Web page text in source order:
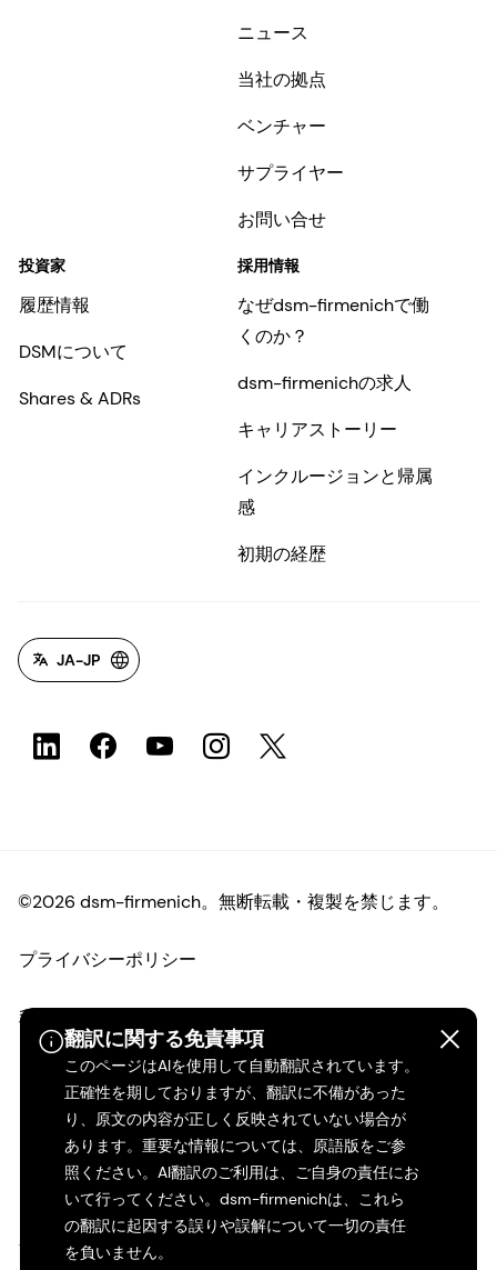
翻訳に関する免責事項
このページはAIを使用して自動翻訳されています。
正確性を期しておりますが、翻訳に不備があった
り、原文の内容が正しく反映されていない場合が
あります。重要な情報については、原語版をご参
照ください。AI翻訳のご利用は、ご自身の責任にお
いて行ってください。dsm-firmenichは、これら
の翻訳に起因する誤りや誤解について一切の責任
を負いません。
ニュース
当社の拠点
ベンチャー
サプライヤー
お問い合せ
投資家
履歴情報
DSMについて
Shares & ADRs
採用情報
なぜdsm-firmenichで働
くのか？
dsm-firmenichの求人
キャリアストーリー
インクルージョンと帰属
感
初期の経歴
JA-JP
©2026 dsm-firmenich。無断転載・複製を禁じます。
プライバシーポリシー
利用規約
ご利用条件
カリフォルニアの透明性
アクセシビリティ・ステートメント
法的情報